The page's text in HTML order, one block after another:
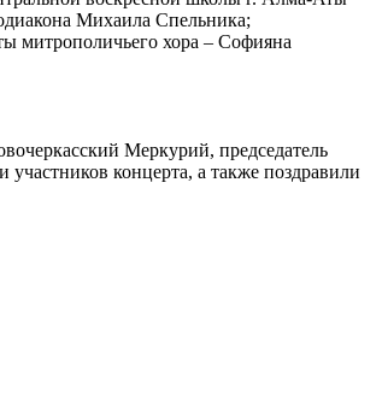
Михаила Спельника;
митрополичьего хора – Софияна
Меркурий, председатель
концерта, а также поздравили